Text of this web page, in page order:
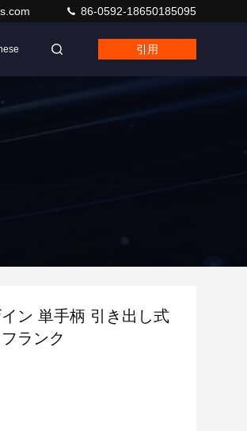
86-0592-18650185095
引用
ン 単手柄 引き出し式
ランク